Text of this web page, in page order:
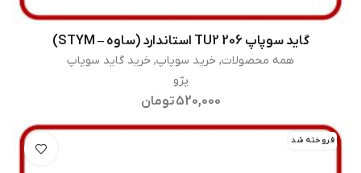
اطلاعات بیشتر گاید سوپاپ 206 TU2 استاندارد (ساوه – STYM)
همه محصولات, خرید سوپاپ, خرید گاید سوپاپ
پژو
520,000تومان
فروخته شد